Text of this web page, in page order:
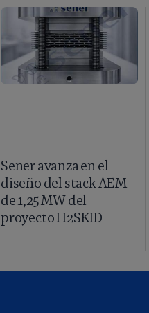
Sener avanza en el
diseño del stack AEM
de 1,25 MW del
proyecto H2SKID